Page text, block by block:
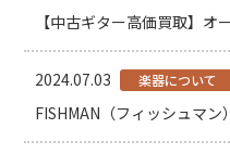
2024.07.03 楽器について